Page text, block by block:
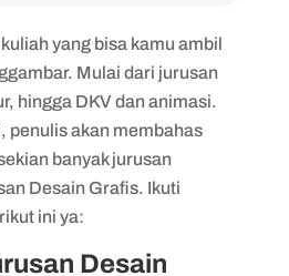
(UB)
Jakarta (PNJ)
Jakarta
yang bisa kamu ambil
Mulai dari jurusan
hingga DKV dan animasi.
penulis akan membahas
banyak jurusan
Desain Grafis. Ikuti
ini ya:
Desain